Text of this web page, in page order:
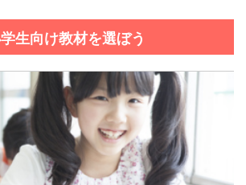
生向け教材を選ぼう